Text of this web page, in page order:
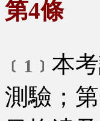
第4條
﹝1﹞ 本
測驗；